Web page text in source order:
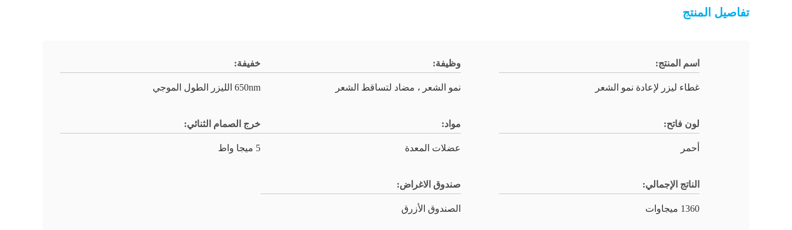
تفاصيل المنتج
اسم المنتج:
غطاء ليزر لإعادة نمو الشعر
وظيفة:
نمو الشعر ، مضاد لتساقط الشعر
خفيفة:
650nm الليزر الطول الموجي
لون فاتح:
أحمر
مواد:
عضلات المعدة
خرج الصمام الثنائي:
5 ميجا واط
الناتج الإجمالي:
1360 ميجاوات
صندوق الاغراض:
الصندوق الأزرق